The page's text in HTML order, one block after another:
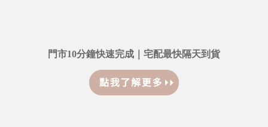
門市10分鐘快速完成｜宅配最快隔天到貨